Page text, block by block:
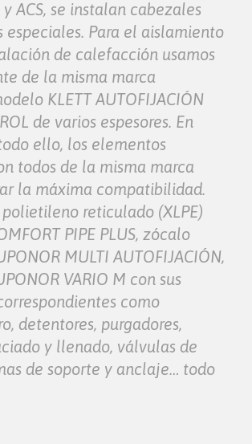
ACS, se instalan cabezales
especiales. Para el aislamiento
de calefacción usamos
de la misma marca
KLETT AUTOFIJACIÓN
de varios espesores. En
ello, los elementos
todos de la misma marca
la máxima compatibilidad.
reticulado (XLPE)
PIPE PLUS, zócalo
MULTI AUTOFIJACIÓN,
VARIO M con sus
como
detentores, purgadores,
y llenado, válvulas de
de soporte y anclaje… todo